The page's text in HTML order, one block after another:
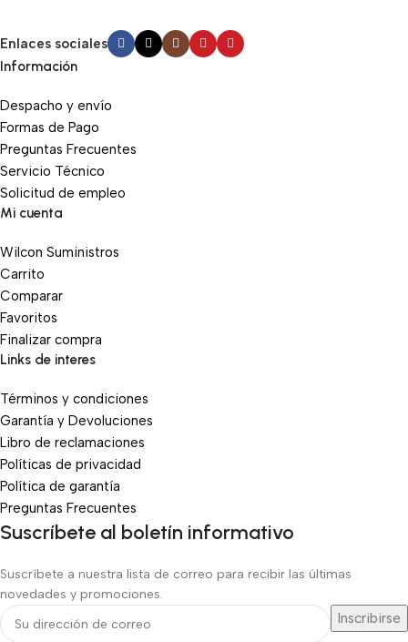
Enlaces sociales
Información
Despacho y envío
Formas de Pago
Preguntas Frecuentes
Servicio Técnico
Solicitud de empleo
Mi cuenta
Wilcon Suministros
Carrito
Comparar
Favoritos
Finalizar compra
Links de interes
Términos y condiciones
Garantía y Devoluciones
Libro de reclamaciones
Políticas de privacidad
Política de garantía
Preguntas Frecuentes
Suscríbete al boletín informativo
Suscríbete a nuestra lista de correo para recibir las últimas
novedades y promociones.